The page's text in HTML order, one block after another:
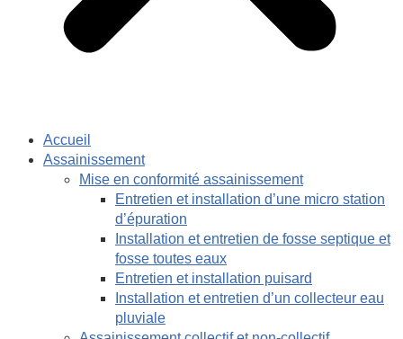
Accueil
Assainissement
Mise en conformité assainissement
Entretien et installation d’une micro station
d’épuration
Installation et entretien de fosse septique et
fosse toutes eaux
Entretien et installation puisard
Installation et entretien d’un collecteur eau
pluviale